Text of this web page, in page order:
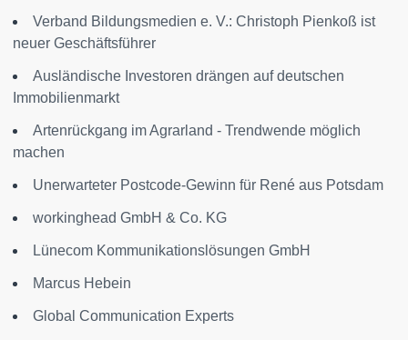
Verband Bildungsmedien e. V.: Christoph Pienkoß ist
neuer Geschäftsführer
Ausländische Investoren drängen auf deutschen
Immobilienmarkt
Artenrückgang im Agrarland - Trendwende möglich
machen
Unerwarteter Postcode-Gewinn für René aus Potsdam
workinghead GmbH & Co. KG
Lünecom Kommunikationslösungen GmbH
Marcus Hebein
Global Communication Experts